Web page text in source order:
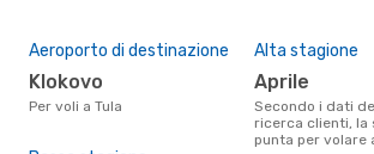
Aeroporto di destinazione
Klokovo
Per voli a Tula
Alta stagione
aprile
Secondo i dati della nostra
ricerca clienti, la
punta per volare